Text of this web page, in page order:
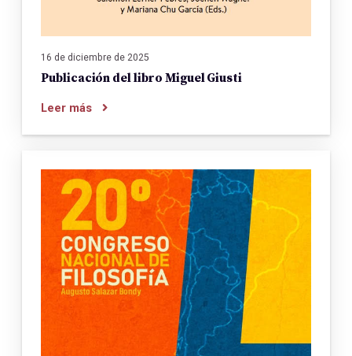
16 de diciembre de 2025
Publicación del libro Miguel Giusti
Leer más